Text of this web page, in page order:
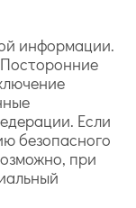
информации.
Если
безопасного
при